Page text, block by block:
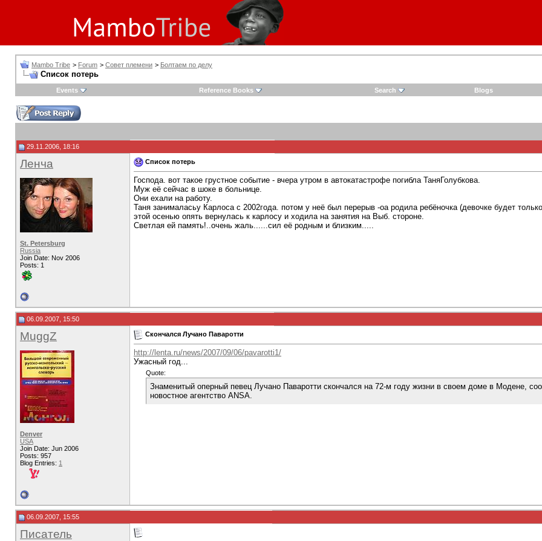
Mambo Tribe > Forum > Совет племени > Болтаем по делу
Список потерь
Events Reference Books Search Blogs
29.11.2006, 18:16
Ленча
St. Petersburg
Russia
Join Date: Nov 2006
Posts: 1
Список потерь
Господа. вот такое грустное событие - вчера утром в автокатастрофе погибла ТаняГолубкова.
Муж её сейчас в шоке в больнице.
Они ехали на работу.
Таня занималасьу Карлоса с 2002года. потом у неё был перерыв -оа родила ребёночка (девочке будет
этой осенью опять вернулась к карлосу и ходила на занятия на Выб. стороне.
Светлая ей память!..очень жаль......сил её родным и близким.....
06.09.2007, 15:50
MuggZ
Denver
USA
Join Date: Jun 2006
Posts: 957
Blog Entries: 1
Скончался Лучано Паваротти
http://lenta.ru/news/2007/09/06/pavarotti1/
Ужасный год...
Quote:
Знаменитый оперный певец Лучано Паваротти скончался на 72-м году жизни в своем доме в Модене,
новостное агентство ANSA.
06.09.2007, 15:55
Писатель